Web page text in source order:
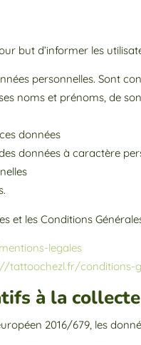
but d’informer les
personnelles. Sont
noms et prénoms, de
données
données à caractère
et les Conditions
legales
tattoochezl.fr/conditions-
à la
2016/679, les